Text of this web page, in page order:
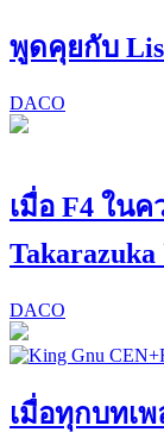
พูดคุยกับ
DACO
เมื่อ F4 ใน
DACO
เมื่อทุกบทเ